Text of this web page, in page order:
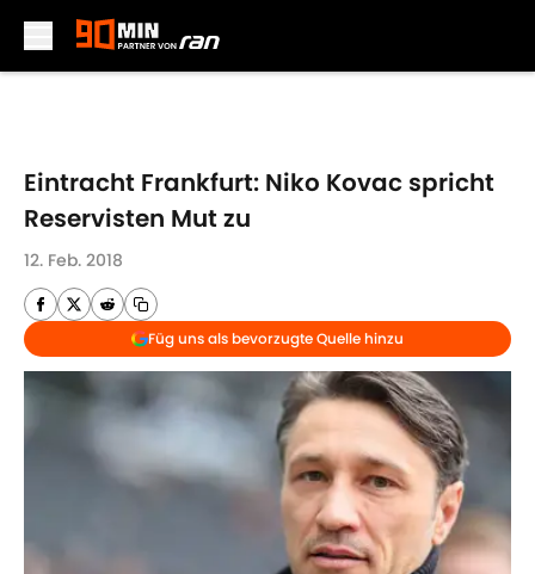
Eintracht Frankfurt: Niko Kovac spricht
Reservisten Mut zu
12. Feb. 2018
Füg uns als bevorzugte Quelle hinzu